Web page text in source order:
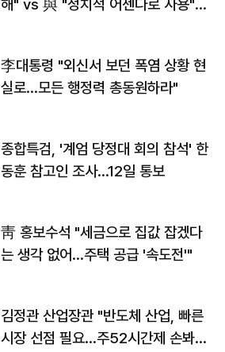
해" vs 與 "정치적 어젠다로 사용"
李대통령 "외신서 보던 폭염 상황 현
실로…모든 행정력 총동원하라"
종합특검, '계엄 당정대 회의 참석' 한
동훈 참고인 조사...12일 통보
靑 홍보수석 "세금으로 집값 잡겠다
는 생각 없어…주택 공급 '속도전'"
김정관 산업장관 "반도체 산업, 빠른
시장 선점 필요…주52시간제 손봐